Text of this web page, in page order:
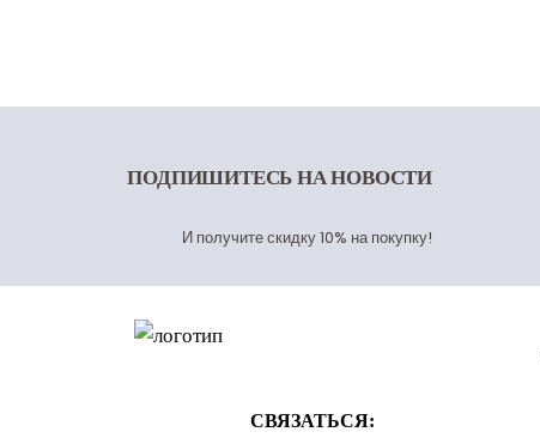
ПОДПИШИТЕСЬ НА НОВОСТИ
И получите скидку 10% на покупку!
СВЯЗАТЬСЯ: